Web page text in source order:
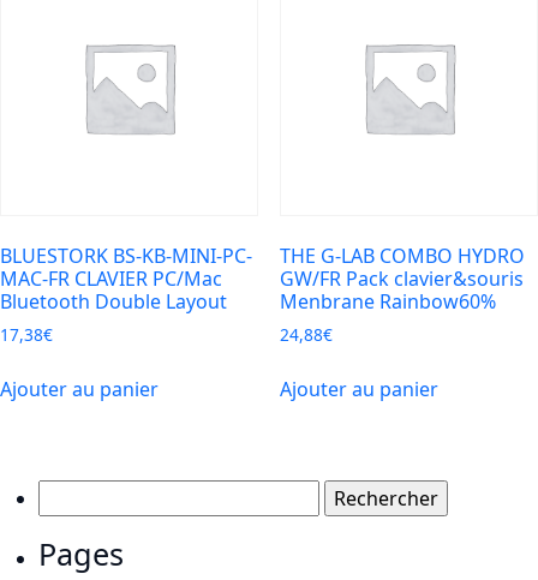
BLUESTORK BS-KB-MINI-PC-
MAC-FR CLAVIER PC/Mac
Bluetooth Double Layout
17,38€
Ajouter au panier
THE G-LAB COMBO HYDRO
GW/FR Pack clavier&souris
Menbrane Rainbow60%
24,88€
Ajouter au panier
Pages